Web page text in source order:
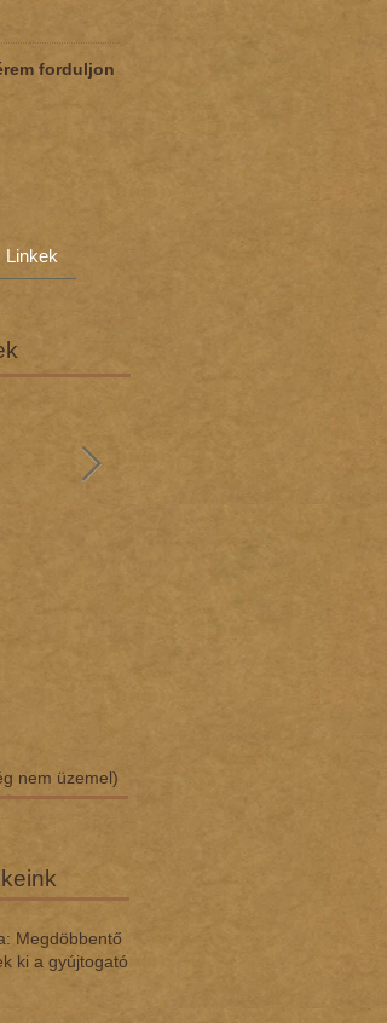
forduljon
Linkek
nem üzemel)
Megdöbbentő
ki a gyúj­to­gató